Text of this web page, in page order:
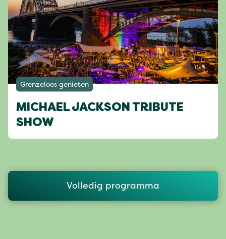
Grenzeloos genieten
MICHAEL JACKSON TRIBUTE
SHOW
Volledig programma